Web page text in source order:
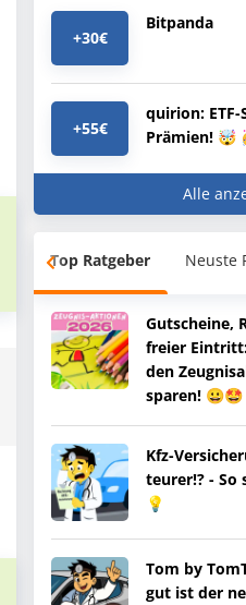
+30€
Bitpanda
+55€
quirion:
Prämien! 🤯
Alle
Top Ratgeber Neuste
Gutscheine,
freier
den
sparen! 😀🤩
Kfz-
teurer!? - So
💡
Tom by
gut ist der